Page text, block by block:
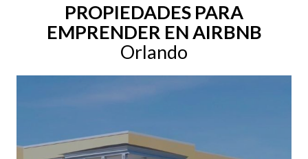
PROPIEDADES PARA
EMPRENDER EN AIRBNB
Orlando